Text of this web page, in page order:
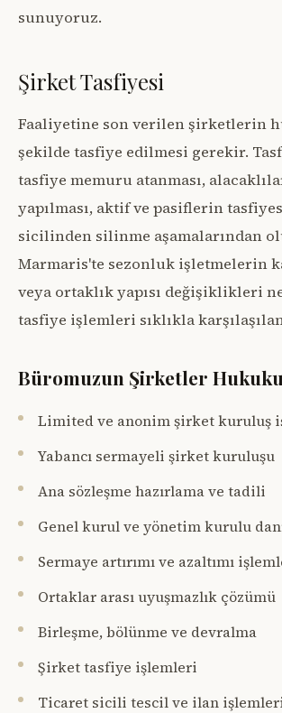
sunuyoruz.
Şirket Tasfiyesi
Faaliyetine son verilen şirketlerin
şekilde tasfiye edilmesi gerekir.
tasfiye memuru atanması,
yapılması, aktif ve pasiflerin
sicilinden silinme aşamalarından
Marmaris'te sezonluk işletmelerin
veya ortaklık yapısı değişiklikleri
tasfiye işlemleri sıklıkla
Büromuzun Şirketler
Limited ve anonim şirket kuruluş
Yabancı sermayeli şirket kuruluşu
Ana sözleşme hazırlama ve tadili
Genel kurul ve yönetim kurulu
Sermaye artırımı ve azaltımı
Ortaklar arası uyuşmazlık çözümü
Birleşme, bölünme ve devralma
Şirket tasfiye işlemleri
Ticaret sicili tescil ve ilan